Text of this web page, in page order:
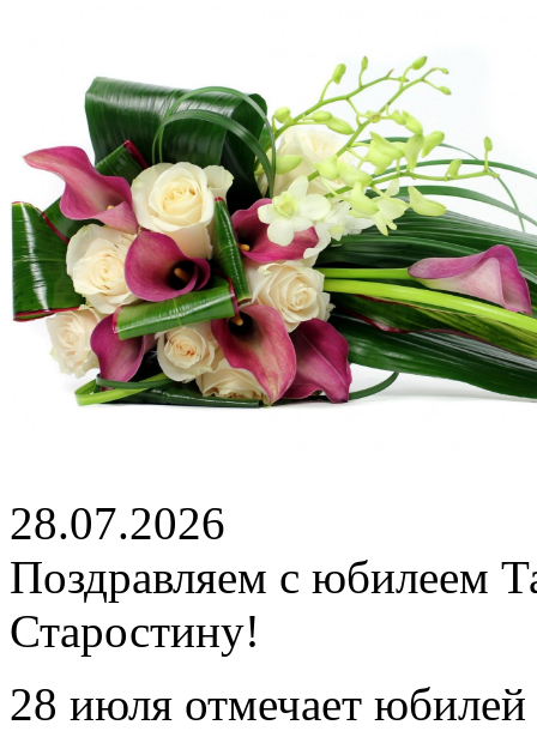
28.07.2026
Поздравляем с юбилеем
Старостину!
28 июля отмечает